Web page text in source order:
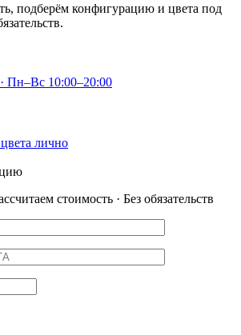
подберём конфигурацию и цвета под
Пн–Вс 10:00–20:00
лично
стоимость · Без обязательств